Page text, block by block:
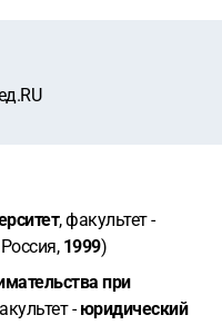
, факультет -
1999)
при
-юридический